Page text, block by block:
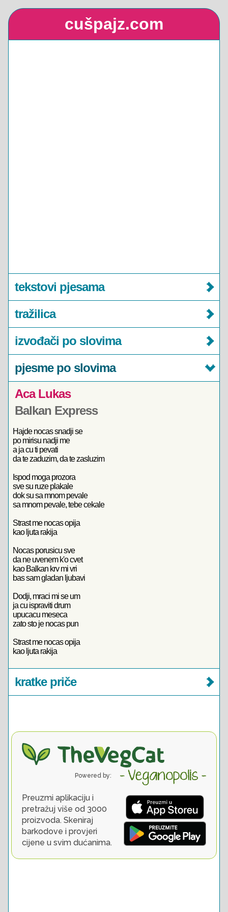
cušpajz.com
tekstovi pjesama
tražilica
izvođači po slovima
pjesme po slovima
Aca Lukas
Balkan Express
Hajde nocas snadji se
po mirisu nadji me
a ja cu ti pevati
da te zaduzim, da te zasluzim
Ispod moga prozora
sve su ruze plakale
dok su sa mnom pevale
sa mnom pevale, tebe cekale
Strast me nocas opija
kao ljuta rakija
Nocas porusicu sve
da ne uvenem k'o cvet
kao Balkan krv mi vri
bas sam gladan ljubavi
Dodji, mraci mi se um
ja cu ispraviti drum
upucacu meseca
zato sto je nocas pun
Strast me nocas opija
kao ljuta rakija
kratke priče